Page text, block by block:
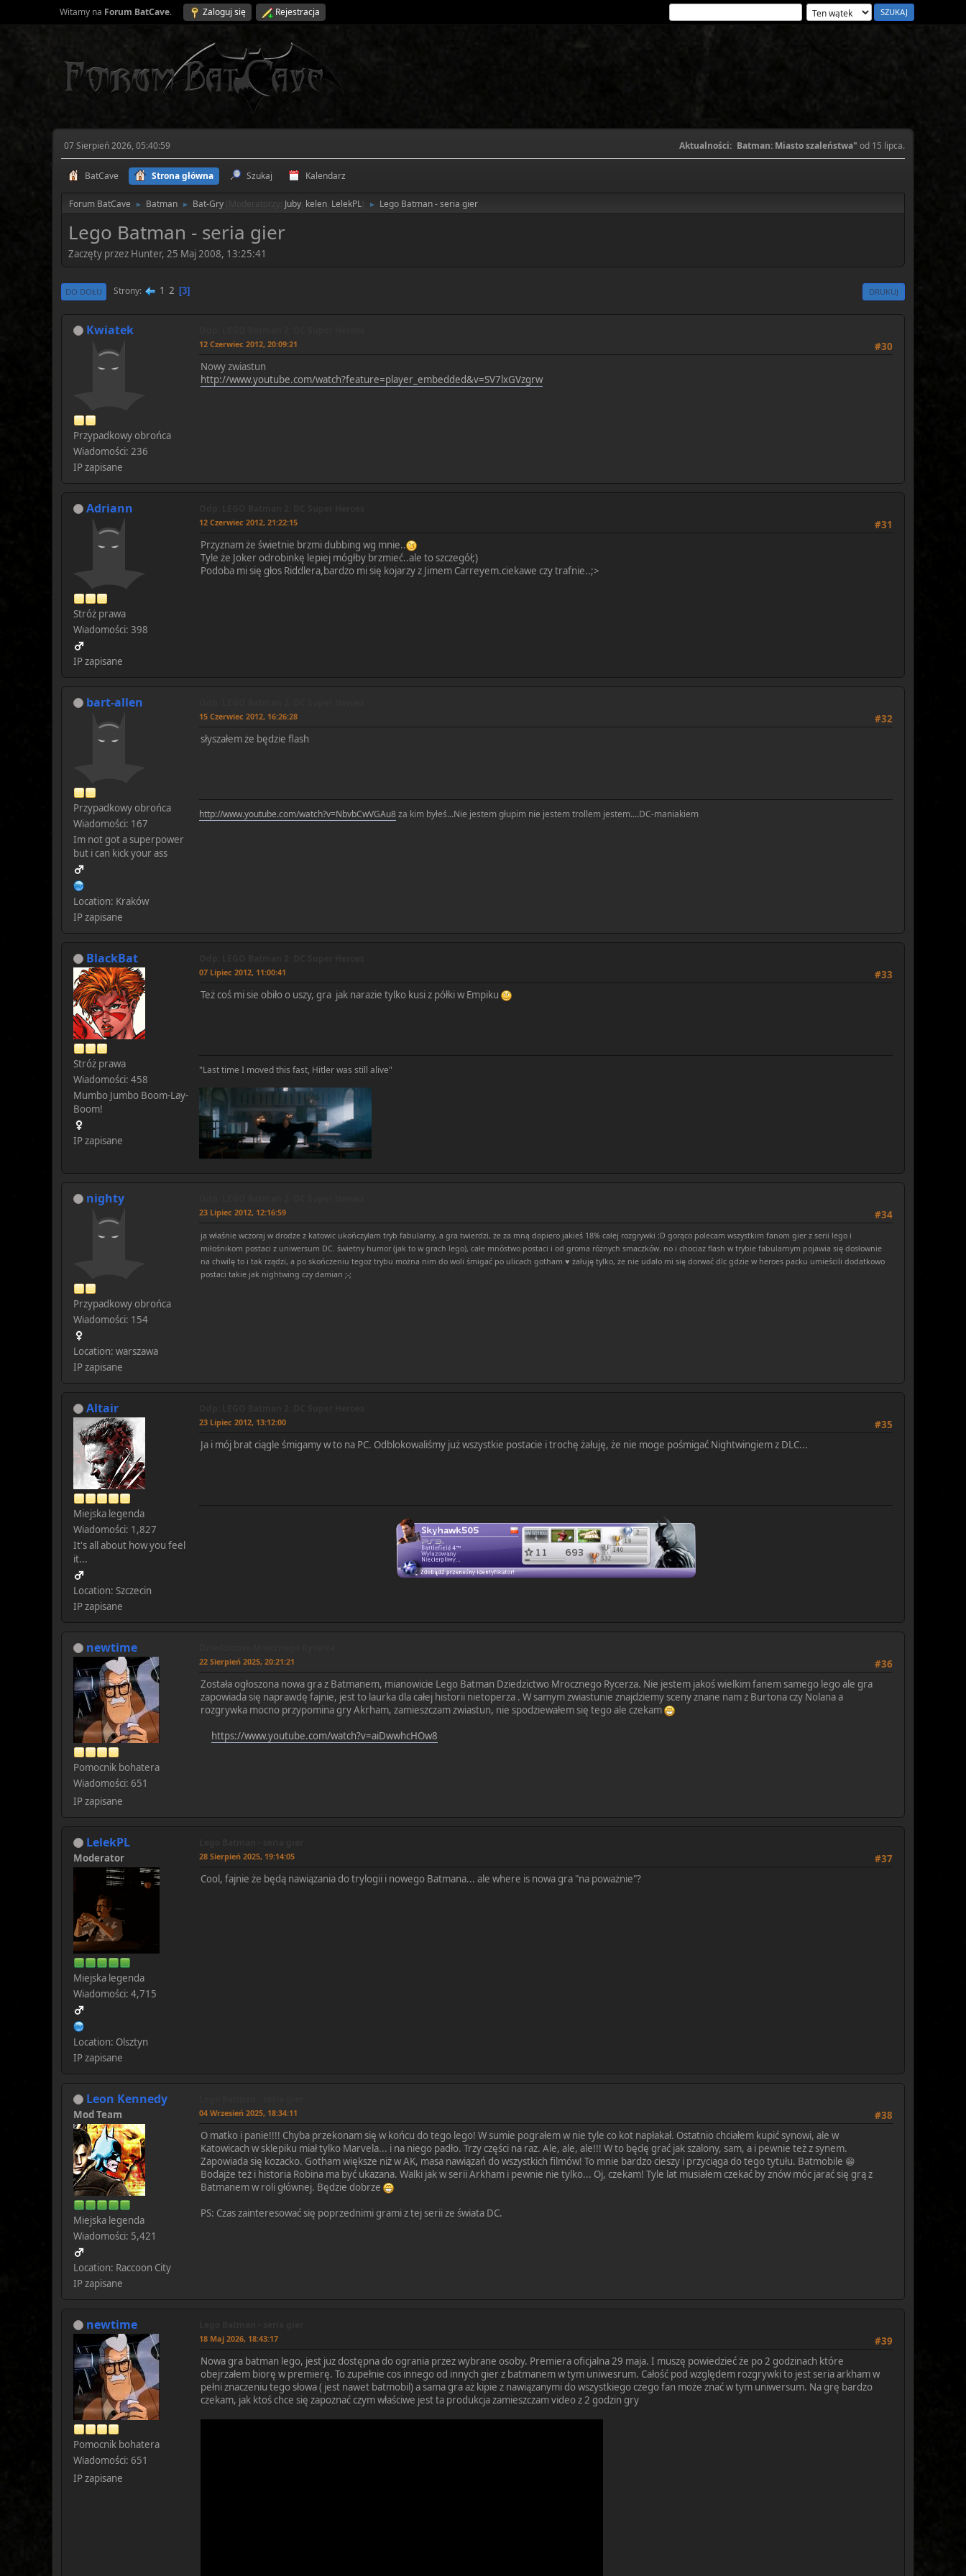
Witamy na Forum BatCave. Zaloguj się Rejestracja
07 Sierpień 2026, 05:40:59 Aktualności: Batman: Miasto szaleństwa" od 15 lipca.
BatCave Strona główna Szukaj Kalendarz
Forum BatCave ► Batman ► Bat-Gry (Moderatorzy: Juby, kelen, LelekPL) ► Lego Batman - seria gier
Lego Batman - seria gier
Zaczęty przez Hunter, 25 Maj 2008, 13:25:41
DRUKUJ
DO DOŁU Strony 1 2 3
Kwiatek
Przypadkowy obrońca
Wiadomości: 236
IP zapisane
#30
12 Czerwiec 2012, 20:09:21
Nowy zwiastun
http://www.youtube.com/watch?feature=player_embedded&v=SV7lxGVzgrw
Adriann
Stróż prawa
Wiadomości: 398
IP zapisane
#31
12 Czerwiec 2012, 21:22:15
Przyznam że świetnie brzmi dubbing wg mnie..
Tyle że Joker odrobinkę lepiej mógłby brzmieć..ale to szczegół;)
Podoba mi się głos Riddlera,bardzo mi się kojarzy z Jimem Carreyem.ciekawe czy trafnie..;>
bart-allen
Przypadkowy obrońca
Wiadomości: 167
Im not got a superpower
but i can kick your ass
Location: Kraków
IP zapisane
#32
15 Czerwiec 2012, 16:26:28
słyszałem że będzie flash
http://www.youtube.com/watch?v=NbvbCwVGAu8za kim byłeś...Nie jestem głupim nie jestem trollem jestem....DC-maniakiem
BlackBat
Stróż prawa
Wiadomości: 458
Mumbo Jumbo Boom-Lay-
Boom!
IP zapisane
#33
07 Lipiec 2012, 11:00:41
Też coś mi sie obiło o uszy, gra jak narazie tylko kusi z półki w Empiku
"Last time I moved this fast, Hitler was still alive"
nighty
Przypadkowy obrońca
Wiadomości: 154
Location: warszawa
IP zapisane
#34
23 Lipiec 2012, 12:16:59
ja właśnie wczoraj w drodze z katowic ukończyłam tryb fabularny, a gra twierdzi, że za mną dopiero jakieś 18% całej rozgrywki :D gorąco polecam wszystkim fanom gier z serii lego i
miłośnikom postaci z uniwersum DC. świetny humor (jak to w grach lego), całe mnóstwo postaci i od groma różnych smaczków. no i chociaż flash w trybie fabularnym pojawia się dosłownie
na chwilę to i tak rządzi, a po skończeniu tegoż trybu można nim do woli śmigać po ulicach gotham ♥ żałuję tylko, że nie udało mi się dorwać dlc gdzie w heroes packu umieścili dodatkowo
postaci takie jak nightwing czy damian ;-;
Altair
Miejska legenda
Wiadomości: 1,827
It's all about how you feel
it...
Location: Szczecin
IP zapisane
#35
23 Lipiec 2012, 13:12:00
Ja i mój brat ciągle śmigamy w to na PC. Odblokowaliśmy już wszystkie postacie i trochę żałuję, że nie moge pośmigać Nightwingiem z DLC...
newtime
Pomocnik bohatera
Wiadomości: 651
IP zapisane
#36
22 Sierpień 2025, 20:21:21
Została ogłoszona nowa gra z Batmanem, mianowicie Lego Batman Dziedzictwo Mrocznego Rycerza. Nie jestem jakoś wielkim fanem samego lego ale gra
zapowiada się naprawdę fajnie, jest to laurka dla całej historii nietoperza . W samym zwiastunie znajdziemy sceny znane nam z Burtona czy Nolana a
rozgrywka mocno przypomina gry Akrham, zamieszczam zwiastun, nie spodziewałem się tego ale czekam
https://www.youtube.com/watch?v=aiDwwhcHOw8
LelekPL
Moderator
Miejska legenda
Wiadomości: 4,715
Location: Olsztyn
IP zapisane
#37
28 Sierpień 2025, 19:14:05
Cool, fajnie że będą nawiązania do trylogii i nowego Batmana... ale where is nowa gra "na poważnie"?
Leon Kennedy
Mod Team
Miejska legenda
Wiadomości: 5,421
Location: Raccoon City
IP zapisane
#38
04 Wrzesień 2025, 18:34:11
O matko i panie!!!! Chyba przekonam się w końcu do tego lego! W sumie pograłem w nie tyle co kot napłakał. Ostatnio chciałem kupić synowi, ale w
Katowicach w sklepiku miał tylko Marvela... i na niego padło. Trzy części na raz. Ale, ale, ale!!! W to będę grać jak szalony, sam, a i pewnie też z synem.
Zapowiada się kozacko. Gotham większe niż w AK, masa nawiązań do wszystkich filmów! To mnie bardzo cieszy i przyciąga do tego tytułu. Batmobile 😁
Bodajże też i historia Robina ma być ukazana. Walki jak w serii Arkham i pewnie nie tylko... Oj, czekam! Tyle lat musiałem czekać by znów móc jarać się grą z
Batmanem w roli głównej. Będzie dobrze
PS: Czas zainteresować się poprzednimi grami z tej serii ze świata DC.
newtime
Pomocnik bohatera
Wiadomości: 651
IP zapisane
#39
18 Maj 2026, 18:43:17
Nowa gra batman lego, jest juz dostępna do ogrania przez wybrane osoby. Premiera oficjalna 29 maja. I muszę powiedzieć że po 2 godzinach które
obejrzałem biorę w premierę. To zupełnie cos innego od innych gier z batmanem w tym uniwesrum. Całość pod względem rozgrywki to jest seria arkham w
pełni znaczeniu tego słowa ( jest nawet batmobil) a sama gra aż kipie z nawiązanymi do wszystkiego czego fan może znać w tym uniwersum. Na grę bardzo
czekam, jak ktoś chce się zapoznać czym właściwe jest ta produkcja zamieszczam video z 2 godzin gry